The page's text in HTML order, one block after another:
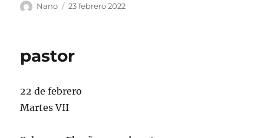
Autor
Nano
Publicado
23 febrero 2022
pastor
22 de febrero
Martes VII